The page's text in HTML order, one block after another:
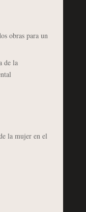
obras para un
de la
la mujer en el